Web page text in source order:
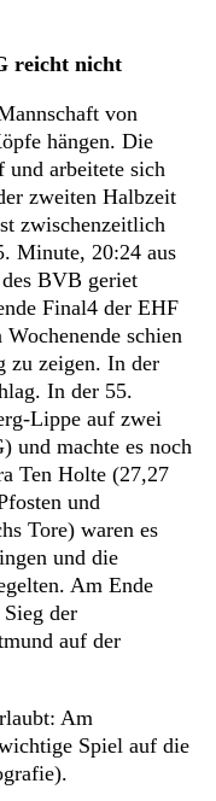
reicht nicht
von
hängen. Die
und arbeitete sich
zweiten Halbzeit
zwischenzeitlich
Minute, 20:24 aus
BVB geriet
Final4 der EHF
schien
zu zeigen. In der
In der 55.
Lippe auf zwei
und machte es noch
Ten Holte (27,27
und
Tore) waren es
und die
Am Ende
der
auf der
Am
Spiel auf die